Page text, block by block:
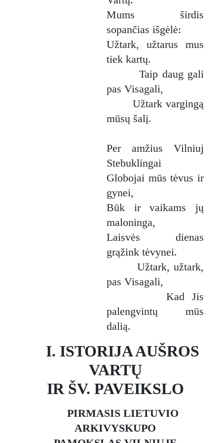
Mums širdis
sopančias išgėlė:
Užtark, užtarus mus
tiek kartų.
Taip daug gali
pas Visagali,
Užtark vargingą
mūsų šalį.
Per amžius Vilniuj
Stebuklingai
Globojai mūs tėvus ir
gynei,
Būk ir vaikams jų
maloninga,
Laisvės dienas
grąžink tėvynei.
Užtark, užtark,
pas Visagali,
Kad Jis
palengvintų mūs
dalią.
I. ISTORIJA AUŠROS
VARTŲ
IR ŠV. PAVEIKSLO
PIRMASIS LIETUVIO
ARKIVYSKUPO